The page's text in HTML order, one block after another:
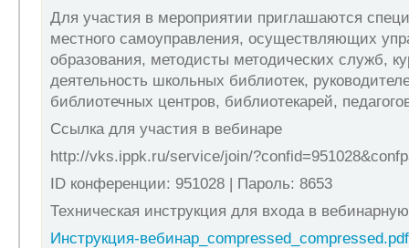
Для участия в мероприятии приглашаются
местного самоуправления, осуществляющих
образования, методисты методических служб,
деятельность школьных библиотек,
библиотечных центров, библиотекарей,
Ссылка для участия в вебинаре
http://vks.ippk.ru/service/join/
ID конференции: 951028 | Пароль: 8653
Техническая инструкция для входа в
Инструкция-вебинар_compressed_compressed.pdf